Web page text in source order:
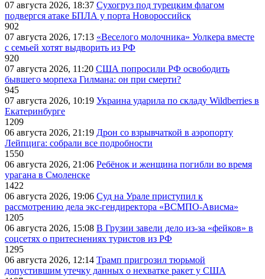
07 августа 2026, 18:37 Сухогруз под турецким флагом
подвергся атаке БПЛА у порта Новороссийск
902
07 августа 2026, 17:13 «Веселого молочника» Уолкера вместе
с семьей хотят выдворить из РФ
920
07 августа 2026, 11:20 США попросили РФ освободить
бывшего морпеха Гилмана: он при смерти?
945
07 августа 2026, 10:19 Украина ударила по складу Wildberries в
Екатеринбурге
1209
06 августа 2026, 21:19 Дрон со взрывчаткой в аэропорту
Лейпцига: собрали все подробности
1550
06 августа 2026, 21:06 Ребёнок и женщина погибли во время
урагана в Смоленске
1422
06 августа 2026, 19:06 Суд на Урале приступил к
рассмотрению дела экс-гендиректора «ВСМПО-Ависма»
1205
06 августа 2026, 15:08 В Грузии завели дело из-за «фейков» в
соцсетях о притеснениях туристов из РФ
1295
06 августа 2026, 12:14 Трамп пригрозил тюрьмой
допустившим утечку данных о нехватке ракет у США